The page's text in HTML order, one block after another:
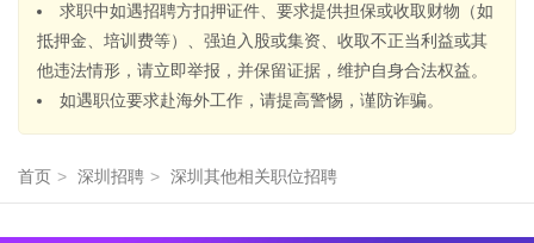
求职中如遇招聘方扣押证件、要求提供担保或收取财物（如
抵押金、培训费等）、强迫入股或集资、收取不正当利益或其
他违法情形，请立即举报，并保留证据，维护自身合法权益。
如遇职位要求赴海外工作，请提高警惕，谨防诈骗。
首页 > 深圳招聘 > 深圳其他相关职位招聘